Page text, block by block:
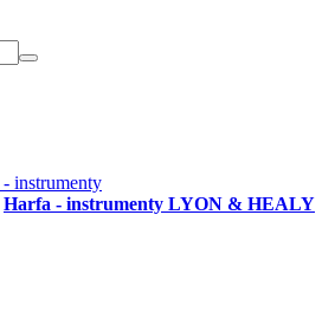
instrumenty
Harfa - instrumenty LYON & HEALY